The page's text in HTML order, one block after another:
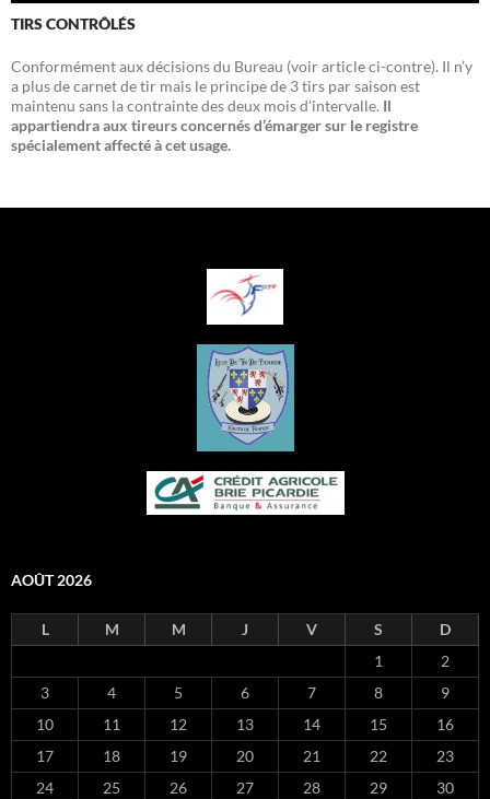
TIRS CONTRÔLÉS
Conformément aux décisions du Bureau (voir article ci-contre). Il n’y
a plus de carnet de tir mais le principe de 3 tirs par saison est
maintenu sans la contrainte des deux mois d’intervalle. Il
appartiendra aux tireurs concernés d’émarger sur le registre
spécialement affecté à cet usage.
AOÛT 2026
L M M J V S
D
1
2
3
4 5 6 7 8
9
10
11 12 13 14 15
16
17
18 19 20 21 22
23
24
25 26 27 28 29
30